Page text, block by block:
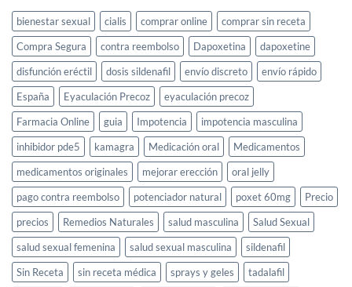
femenina
bienestar sexual cialis comprar online
comprar sin receta
Compra Segura
contra reembolso Dapoxetina
dapoxetine
disfunción eréctil
dosis sildenafil envío discreto
envío rápido
España
Eyaculación Precoz
eyaculación precoz
Farmacia Online
guia Impotencia
impotencia masculina
inhibidor pde5
kamagra Medicación oral
Medicamentos
medicamentos originales
mejorar erección
oral jelly
pago contra reembolso
potenciador natural poxet 60mg
Precio
precios
Remedios Naturales salud masculina
Salud Sexual
salud sexual femenina
salud sexual masculina
sildenafil
Sin Receta
sin receta médica sprays y geles
tadalafil